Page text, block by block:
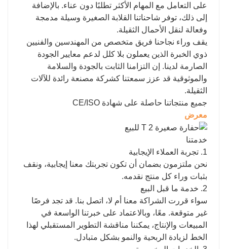
على التعامل مع المهام الأكثر تطلبًا دون عناء. بالإضافة
إلى ذلك، توفر شاحناتنا القلابة الصغيرة وسيلة مدمجة
وفعالة لنقل الأحمال الثقيلة.
يقف وراء نجاحنا فريق متخصص من المهندسين والفنيين
ذوي الخبرة الذين يعملون بلا كلل لدعم معايير الجودة
الصارمة لدينا. إن التزامنا الثابت بالجودة والسلامة
والموثوقية قد عزز سمعتنا كشركة مصنعة رائدة للآلات
الثقيلة.
جميع منتجاتنا حاصلة على شهادة CE/ISO
معرض
خدمتنا
1. تجربة العملاء الإيجابية
نحن ملتزمون بضمان أن تكون تجربتك معنا إيجابية، ونقف
بثبات وراء كل منتج نقدمه.
2. خدمة ما قبل البيع
سواء قررت الشراكة معنا أم لا، اتصل بنا. قد تجد فرصًا
غير متوقعة. معًا، وبالاعتماد على خبرتنا الواسعة في
المبيعات والإنتاج، يمكننا مناقشة التطوير المستقبلي لهذا
الخط لزيادة الربحية والنمو بشكل متبادل.